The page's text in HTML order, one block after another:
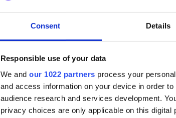
Consent Details
Responsible use of your data
We and our 1022 partners process your
and access information on your device in order
audience research and services development.
privacy choices are only applicable on this
Voici les scénarios dans lesquels une